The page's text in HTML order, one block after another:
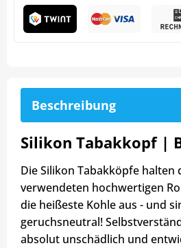
Beschreibung
Silikon Tabakkopf |
Die Silikon Tabakköpfe halten
verwendeten hochwertigen
die heißeste Kohle aus - und
geruchsneutral!
absolut unschädlich und